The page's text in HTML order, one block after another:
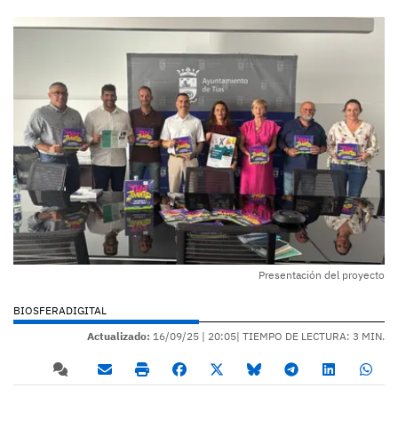
Presentación del proyecto
BIOSFERADIGITAL
Actualizado: 16/09/25 | 20:05| TIEMPO DE LECTURA: 3 MIN.